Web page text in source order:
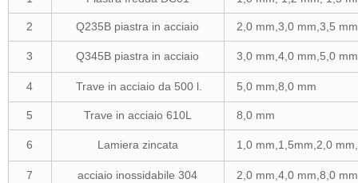
2 Q235B piastra in acciaio 2,0 mm,3,0 mm,3,5
3 Q345B piastra in acciaio 3,0 mm,4,0 mm,5,0
4 Trave in acciaio da 500 l. 5,0 mm,8,0 mm
5 Trave in acciaio 610L 8,0 mm
6 Lamiera zincata 1,0 mm,1,5mm,2,0
7 acciaio inossidabile 304 2,0 mm,4,0 mm,8,0 mm